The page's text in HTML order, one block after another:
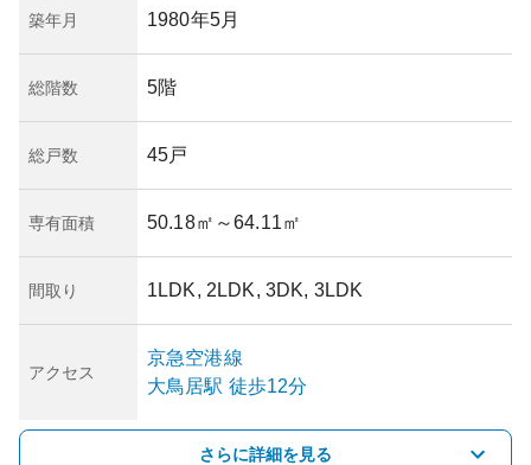
築年月 1980年5月
総階数 5階
総戸数 45戸
専有面積 50.18㎡ ～64.11㎡
間取り 1LDK, 2LDK, 3DK, 3LDK
アクセス
京急空港線
大鳥居駅 徒歩12分
さらに詳細を見る